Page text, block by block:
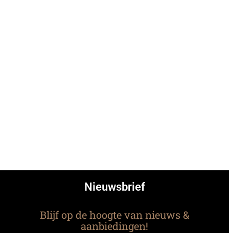
Nieuwsbrief
Blijf op de hoogte van nieuws &
aanbiedingen!